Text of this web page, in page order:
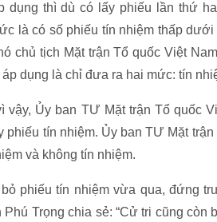
dụng thì dù có lấy phiếu lần thứ
là có số phiếu tín nhiệm thấp
chủ tịch Mặt trận Tổ quốc Việt
dụng là chỉ đưa ra hai mức: tín
vậy, Ủy ban TƯ Mặt trận Tổ quốc
phiếu tín nhiệm. Ủy ban TƯ Mặt
và không tín nhiệm.
phiếu tín nhiệm vừa qua, đứng
Phú Trọng chia sẻ: “Cử tri cũng